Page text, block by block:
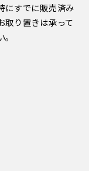
にすでに販売済み
取り置きは承って